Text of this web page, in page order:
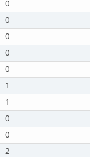
0
0
0
0
0
1
1
0
0
2